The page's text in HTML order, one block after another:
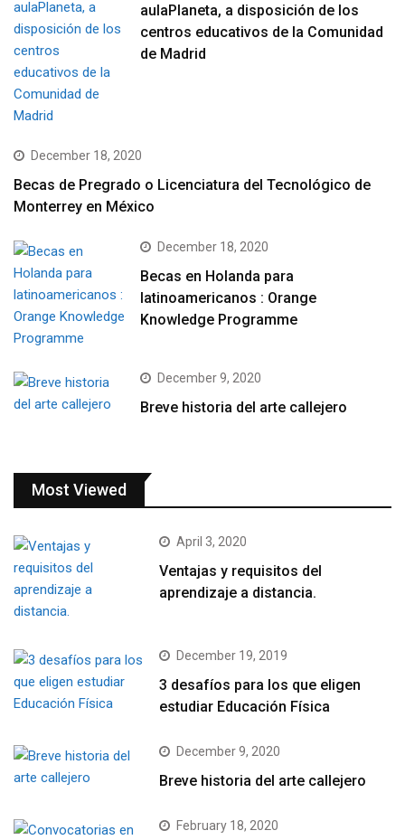
aulaPlaneta, a disposición de los
centros educativos de la Comunidad
de Madrid
December 18, 2020
Becas de Pregrado o Licenciatura del Tecnológico de
Monterrey en México
December 18, 2020
Becas en Holanda para
latinoamericanos : Orange
Knowledge Programme
December 9, 2020
Breve historia del arte callejero
Most Viewed
April 3, 2020
Ventajas y requisitos del
aprendizaje a distancia.
December 19, 2019
3 desafíos para los que eligen
estudiar Educación Física
December 9, 2020
Breve historia del arte callejero
February 18, 2020